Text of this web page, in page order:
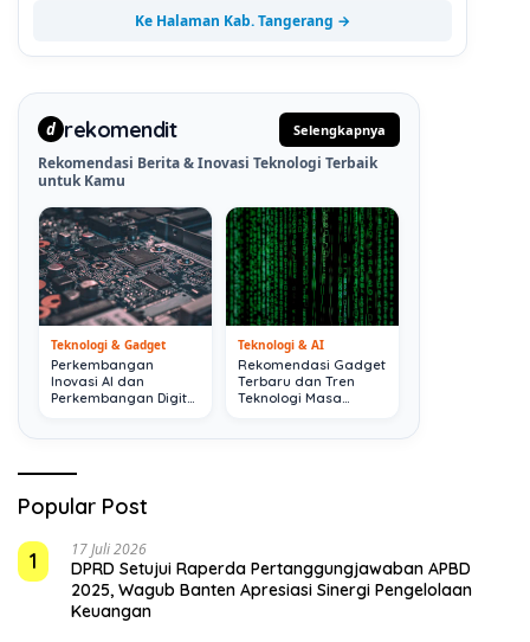
Ke Halaman Kab. Tangerang →
d rekomendit Selengkapnya
Rekomendasi Berita & Inovasi Teknologi Terbaik
untuk Kamu
Teknologi & Gadget
Perkembangan
Inovasi AI dan
Perkembangan Digital
Teknologi & AI
Rekomendasi Gadget
Terbaru dan Tren
Teknologi Masa
Popular Post
1
17 Juli 2026
DPRD Setujui Raperda Pertanggungjawaban APBD
2025, Wagub Banten Apresiasi Sinergi Pengelolaan
Keuangan